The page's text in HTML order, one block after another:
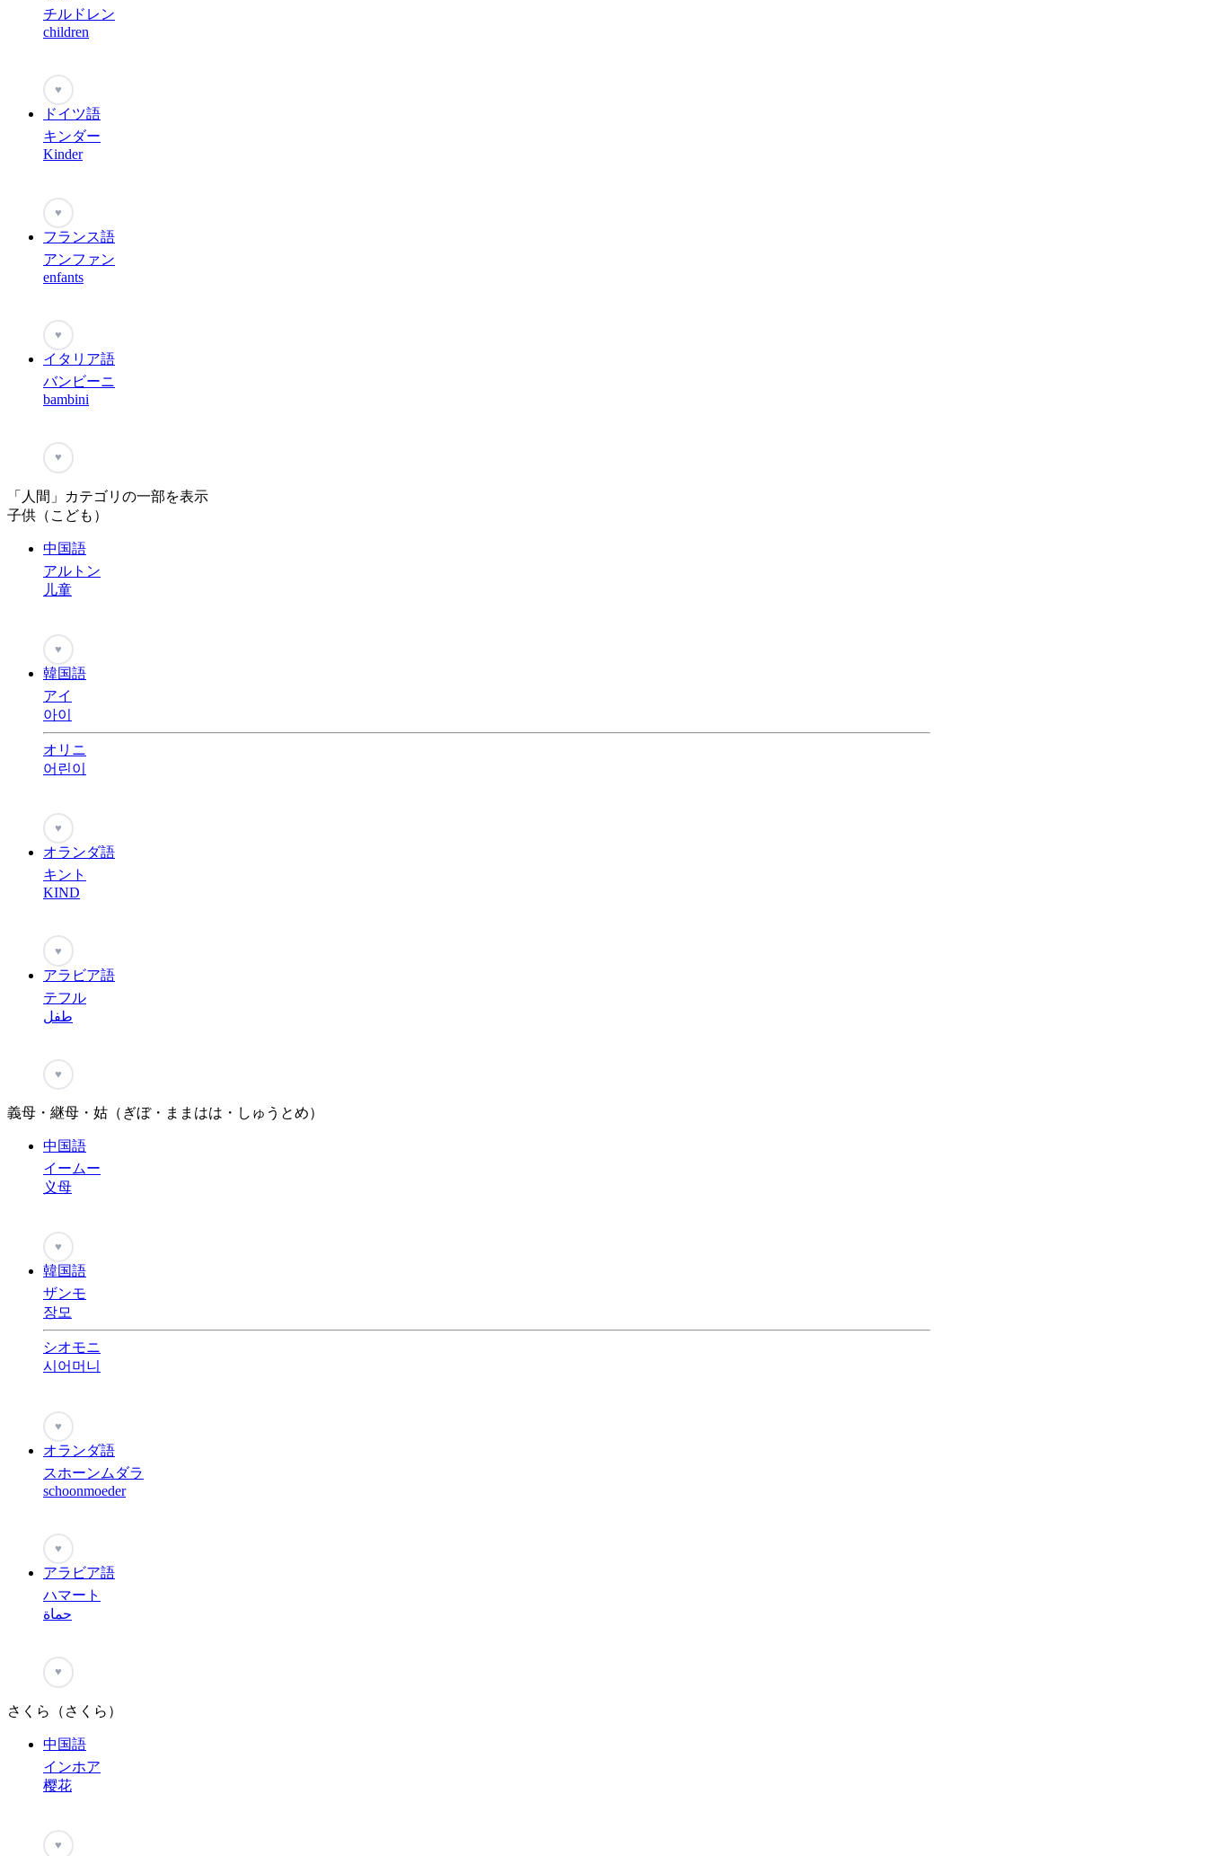
チルドレン
children
♥
ドイツ語
キンダー
Kinder
♥
フランス語
アンファン
enfants
♥
イタリア語
バンビーニ
bambini
♥
「人間」カテゴリの一部を表示
子供（こども）
中国語
アルトン
儿童
♥
韓国語
アイ
아이
オリニ
어린이
♥
オランダ語
キント
KIND
♥
アラビア語
テフル
طفل
♥
義母・継母・姑（ぎぼ・ままはは・しゅうとめ）
中国語
イームー
义母
♥
韓国語
ザンモ
장모
シオモニ
시어머니
♥
オランダ語
スホーンムダラ
schoonmoeder
♥
アラビア語
ハマート
حماة
♥
さくら（さくら）
中国語
インホア
樱花
♥